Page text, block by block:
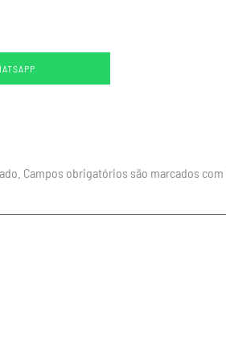
Campos obrigatórios são marcados com